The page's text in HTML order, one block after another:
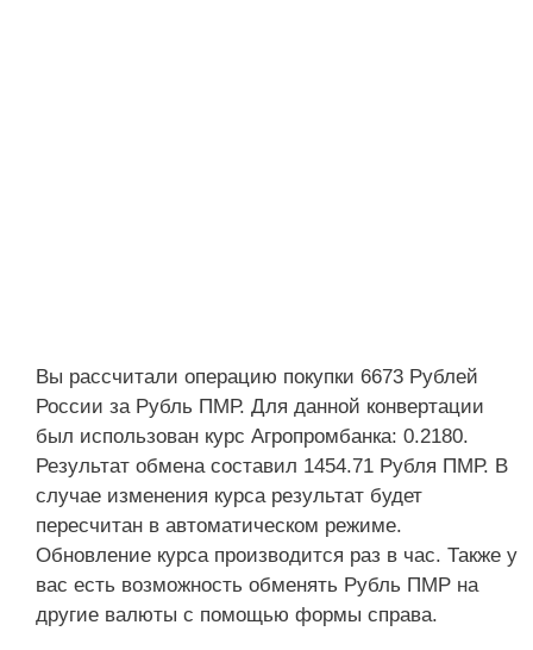
Вы рассчитали операцию покупки 6673 Рублей
России за Рубль ПМР. Для данной конвертации
был использован курс Агропромбанка: 0.2180.
Результат обмена составил 1454.71 Рубля ПМР. В
случае изменения курса результат будет
пересчитан в автоматическом режиме.
Обновление курса производится раз в час. Также у
вас есть возможность обменять Рубль ПМР на
другие валюты с помощью формы справа.